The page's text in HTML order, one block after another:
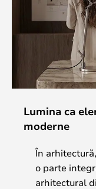
Lumina ca
moderne
În
o parte
arhitectural